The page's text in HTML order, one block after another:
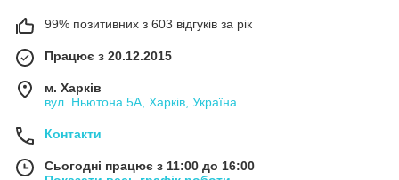
99% позитивних з 603 відгуків за рік
Працює з 20.12.2015
м. Харків
вул. Ньютона 5А, Харків, Україна
Контакти
Сьогодні працює з 11:00 до 16:00